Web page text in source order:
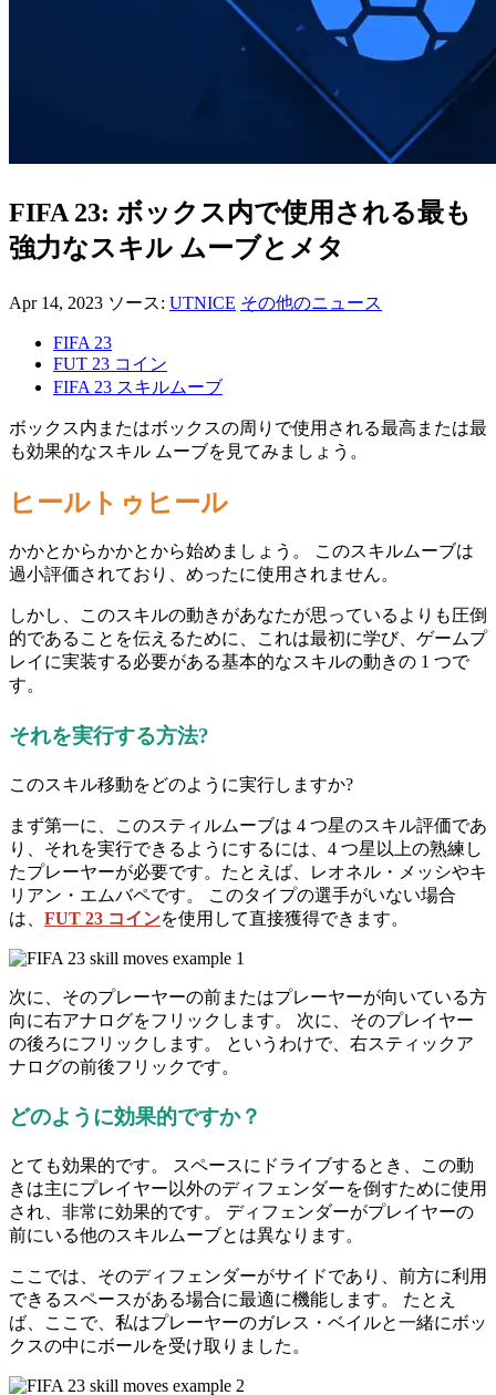
FIFA 23: ボックス内で使用される最も
強力なスキル ムーブとメタ
Apr 14, 2023 ソース: UTNICE その他のニュース
FIFA 23
FUT 23 コイン
FIFA 23 スキルムーブ
ボックス内またはボックスの周りで使用される最高または最
も効果的なスキル ムーブを見てみましょう。
ヒールトゥヒール
かかとからかかとから始めましょう。 このスキルムーブは
過小評価されており、めったに使用されません。
しかし、このスキルの動きがあなたが思っているよりも圧倒
的であることを伝えるために、これは最初に学び、ゲームプ
レイに実装する必要がある基本的なスキルの動きの 1 つで
す。
それを実行する方法?
このスキル移動をどのように実行しますか?
まず第一に、このスティルムーブは 4 つ星のスキル評価であ
り、それを実行できるようにするには、4 つ星以上の熟練し
たプレーヤーが必要です。たとえば、レオネル・メッシやキ
リアン・エムバペです。 このタイプの選手がいない場合
は、 FUT 23 コインを使用して直接獲得できます。
次に、そのプレーヤーの前またはプレーヤーが向いている方
向に右アナログをフリックします。 次に、そのプレイヤー
の後ろにフリックします。 というわけで、右スティックア
ナログの前後フリックです。
どのように効果的ですか？
とても効果的です。 スペースにドライブするとき、この動
きは主にプレイヤー以外のディフェンダーを倒すために使用
され、非常に効果的です。 ディフェンダーがプレイヤーの
前にいる他のスキルムーブとは異なります。
ここでは、そのディフェンダーがサイドであり、前方に利用
できるスペースがある場合に最適に機能します。 たとえ
ば、ここで、私はプレーヤーのガレス・ベイルと一緒にボッ
クスの中にボールを受け取りました。